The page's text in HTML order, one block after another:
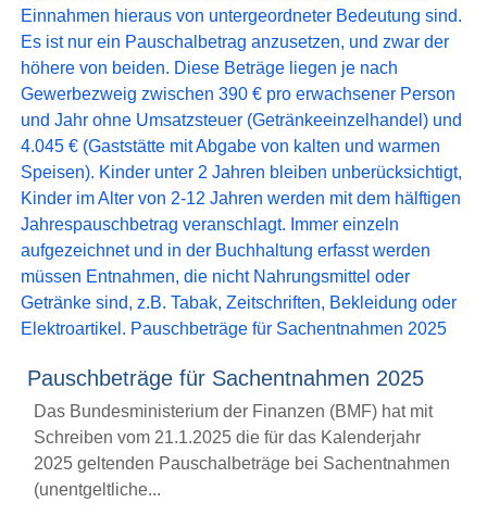
Pauschbeträge für Sachentnahmen 2025
Das Bundesministerium der Finanzen (BMF) hat mit
Schreiben vom 21.1.2025 die für das Kalenderjahr
2025 geltenden Pauschalbeträge bei Sachentnahmen
(unentgeltliche...